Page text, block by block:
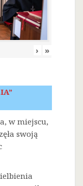
› »
w miejscu,
swoją